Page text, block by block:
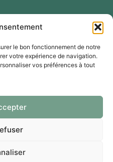
le bon fonctionnement de notre
votre expérience de navigation.
vos préférences à tout
Food | Tous droits réservés |